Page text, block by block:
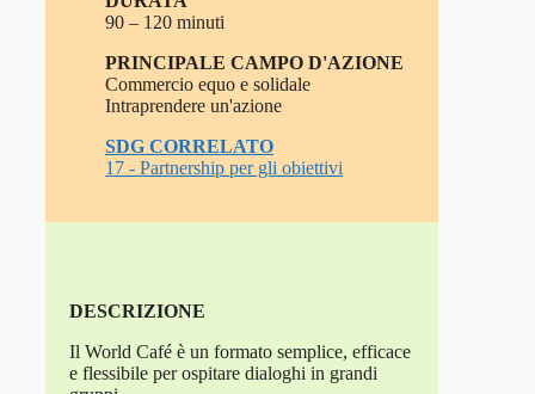
90 – 120 minuti
PRINCIPALE CAMPO D'AZIONE
Commercio equo e solidale
Intraprendere un'azione
SDG CORRELATO
17 - Partnership per gli obiettivi
DESCRIZIONE
Il World Café è un formato semplice, efficace
e flessibile per ospitare dialoghi in grandi